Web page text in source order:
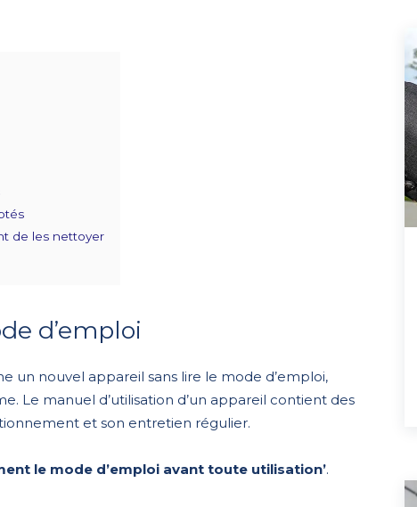
de les nettoyer
d’emploi
un nouvel appareil sans lire le mode d’emploi,
Le manuel d’utilisation d’un appareil contient des
et son entretien régulier.
le mode d’emploi avant toute utilisation’.